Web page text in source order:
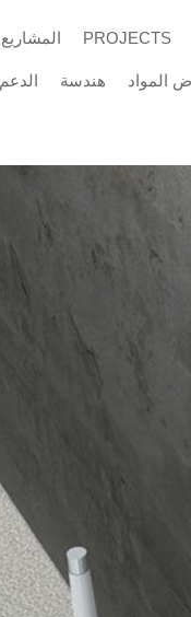
PROJECTS المشاريع
المواد هندسة الدعم